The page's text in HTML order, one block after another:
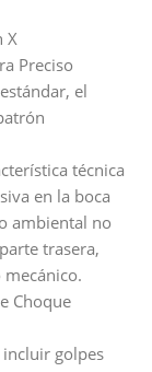
X
Preciso
el
técnica
en la boca
ambiental no
trasera,
Choque
golpes